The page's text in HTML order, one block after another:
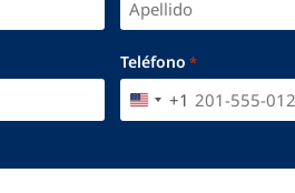
Teléfono *
UNITED STATES +1
+1